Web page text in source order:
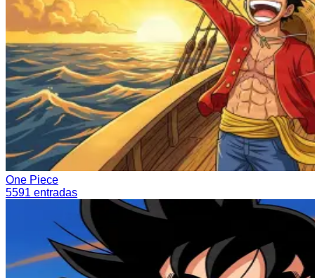
One Piece
5591 entradas